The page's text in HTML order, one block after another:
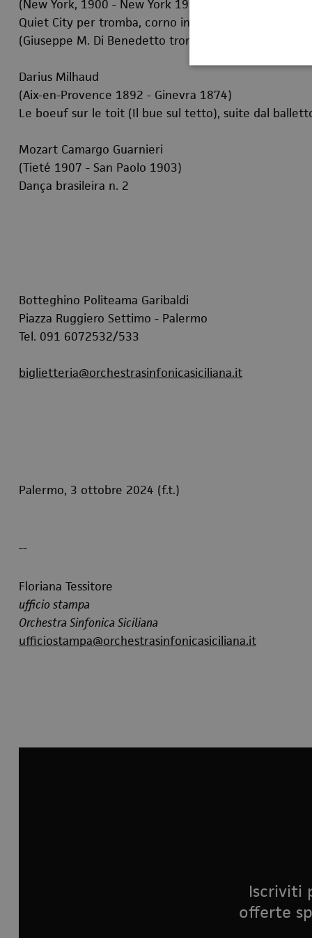
(New York, 1900 - New York 1990)
Quiet City per tromba, corno inglese e archi
(Giuseppe M. Di Benedetto tromba - Maria Grazia
Darius Milhaud
(Aix-en-Provence 1892 - Ginevra 1874)
Le boeuf sur le toit (Il bue sul tetto), suite dal
Mozart Camargo Guarnieri
(Tieté 1907 - San Paolo 1903)
Dança brasileira n. 2
Botteghino Politeama Garibaldi
Piazza Ruggiero Settimo - Palermo
Tel. 091 6072532/533
biglietteria@orchestrasinfonicasiciliana.it
Palermo, 3 ottobre 2024 (f.t.)
--
Floriana Tessitore
ufficio stampa
Orchestra Sinfonica Siciliana
ufficiostampa@orchestrasinfonicasiciliana.it
Iscriviti
offerte